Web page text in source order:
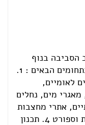
הסביבה בנוף
הבינוי. אדריכל הנוף מתכנן ויועץ בתחומים הבאים : 1.
לאומיים,
מאגרי מים, נחלים
אתרי מחצבות
ומכרות 3. פיתוח אזורי נופש, תיירות וספורט 4. תכנון